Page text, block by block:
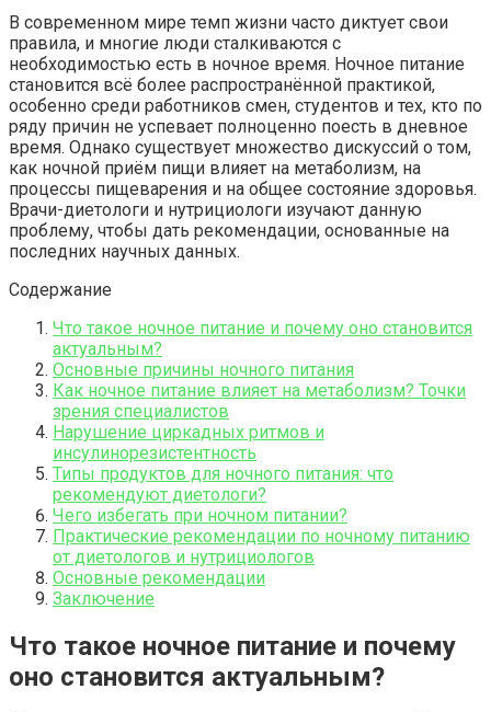
В современном мире темп жизни часто диктует свои
правила, и многие люди сталкиваются с
необходимостью есть в ночное время. Ночное питание
становится всё более распространённой практикой,
особенно среди работников смен, студентов и тех, кто по
ряду причин не успевает полноценно поесть в дневное
время. Однако существует множество дискуссий о том,
как ночной приём пищи влияет на метаболизм, на
процессы пищеварения и на общее состояние здоровья.
Врачи-диетологи и нутрициологи изучают данную
проблему, чтобы дать рекомендации, основанные на
последних научных данных.
Содержание
Что такое ночное питание и почему оно становится
актуальным?
Основные причины ночного питания
Как ночное питание влияет на метаболизм? Точки
зрения специалистов
Нарушение циркадных ритмов и
инсулинорезистентность
Типы продуктов для ночного питания: что
рекомендуют диетологи?
Чего избегать при ночном питании?
Практические рекомендации по ночному питанию
от диетологов и нутрициологов
Основные рекомендации
Заключение
Что такое ночное питание и почему
оно становится актуальным?